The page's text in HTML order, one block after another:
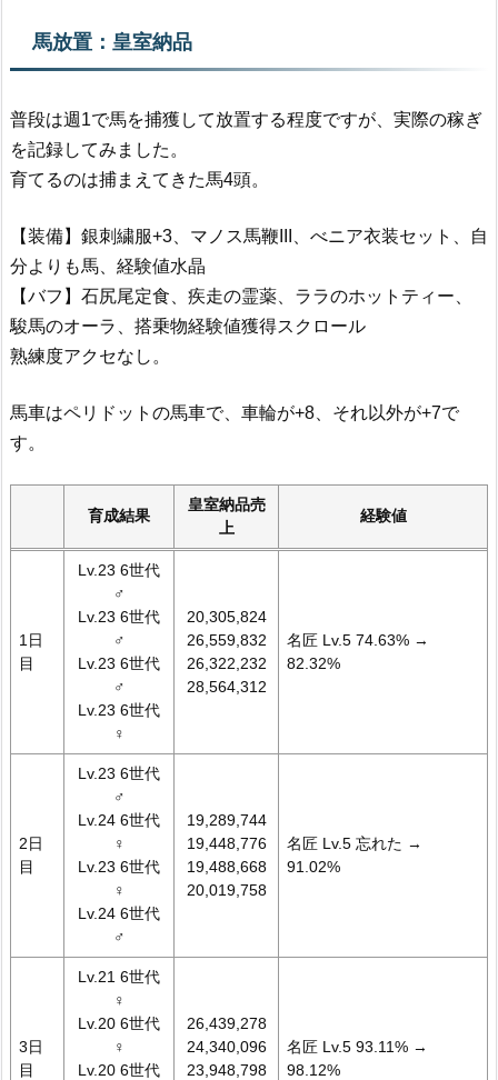
馬放置：皇室納品
普段は週1で馬を捕獲して放置する程度ですが、実際の稼ぎ
を記録してみました。
育てるのは捕まえてきた馬4頭。
【装備】銀刺繍服+3、マノス馬鞭III、べニア衣装セット、自
分よりも馬、経験値水晶
【バフ】石尻尾定食、疾走の霊薬、ララのホットティー、
駿馬のオーラ、搭乗物経験値獲得スクロール
熟練度アクセなし。
馬車はペリドットの馬車で、車輪が+8、それ以外が+7で
す。
育成結果
皇室納品売
上
経験値
1日
目
Lv.23 6世代
♂
Lv.23 6世代
♂
Lv.23 6世代
♂
Lv.23 6世代
♀
20,305,824
26,559,832
26,322,232
28,564,312
名匠 Lv.5 74.63% →
82.32%
2日
目
Lv.23 6世代
♂
Lv.24 6世代
♀
Lv.23 6世代
♀
Lv.24 6世代
♂
19,289,744
19,448,776
19,488,668
20,019,758
名匠 Lv.5 忘れた →
91.02%
3日
目
Lv.21 6世代
♀
Lv.20 6世代
♀
Lv.20 6世代
26,439,278
24,340,096
23,948,798
名匠 Lv.5 93.11% →
98.12%